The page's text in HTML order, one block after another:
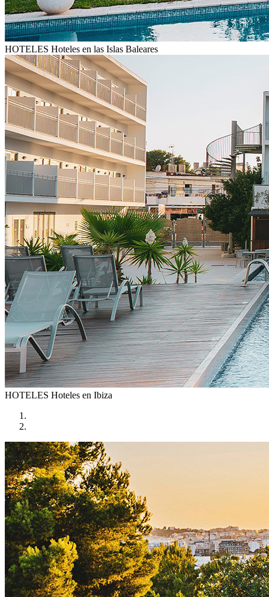
HOTELES Hoteles en las Islas Baleares
HOTELES Hoteles en Ibiza